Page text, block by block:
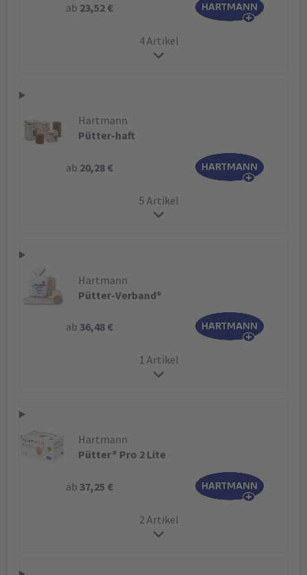
ab 23,52 €
4 Artikel
Hartmann
Pütter-haft
ab 20,28 €
5 Artikel
Hartmann
Pütter-Verband®
ab 36,48 €
1 Artikel
Hartmann
Pütter® Pro 2 Lite
ab 37,25 €
2 Artikel